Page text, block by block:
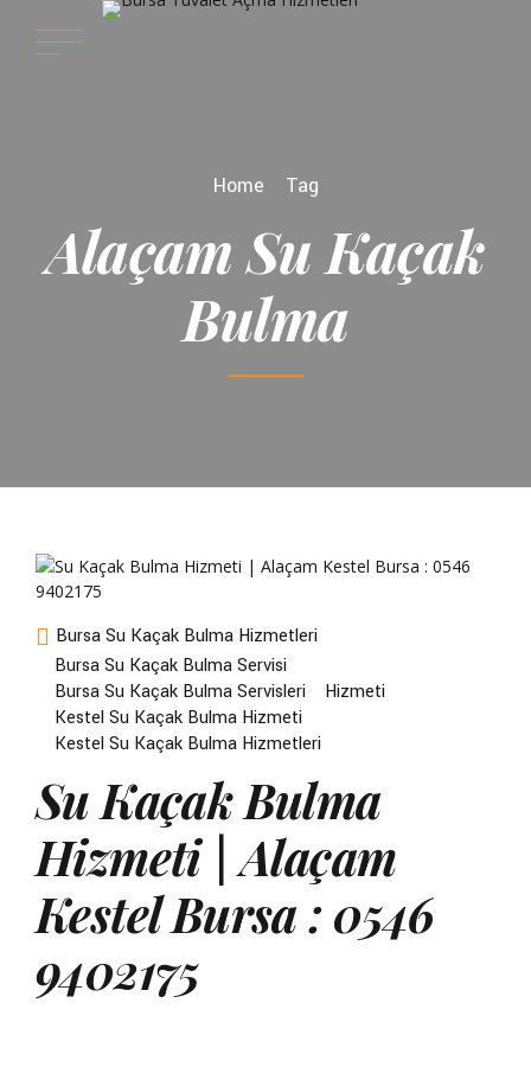
Home Tag
Alaçam Su Kaçak
Bulma
Bursa Su Kaçak Bulma Hizmetleri
Bursa Su Kaçak Bulma Servisi
Bursa Su Kaçak Bulma Servisleri
Hizmeti
Kestel Su Kaçak Bulma Hizmeti
Kestel Su Kaçak Bulma Hizmetleri
Su Kaçak Bulma
Hizmeti | Alaçam
Kestel Bursa : 0546
9402175